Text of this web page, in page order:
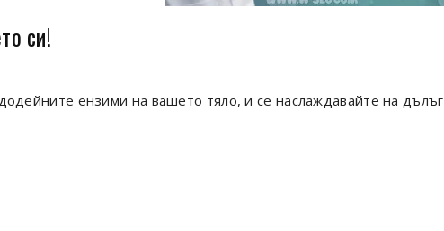
си!
ензими на вашето тяло, и се наслаждавайте на дълъг